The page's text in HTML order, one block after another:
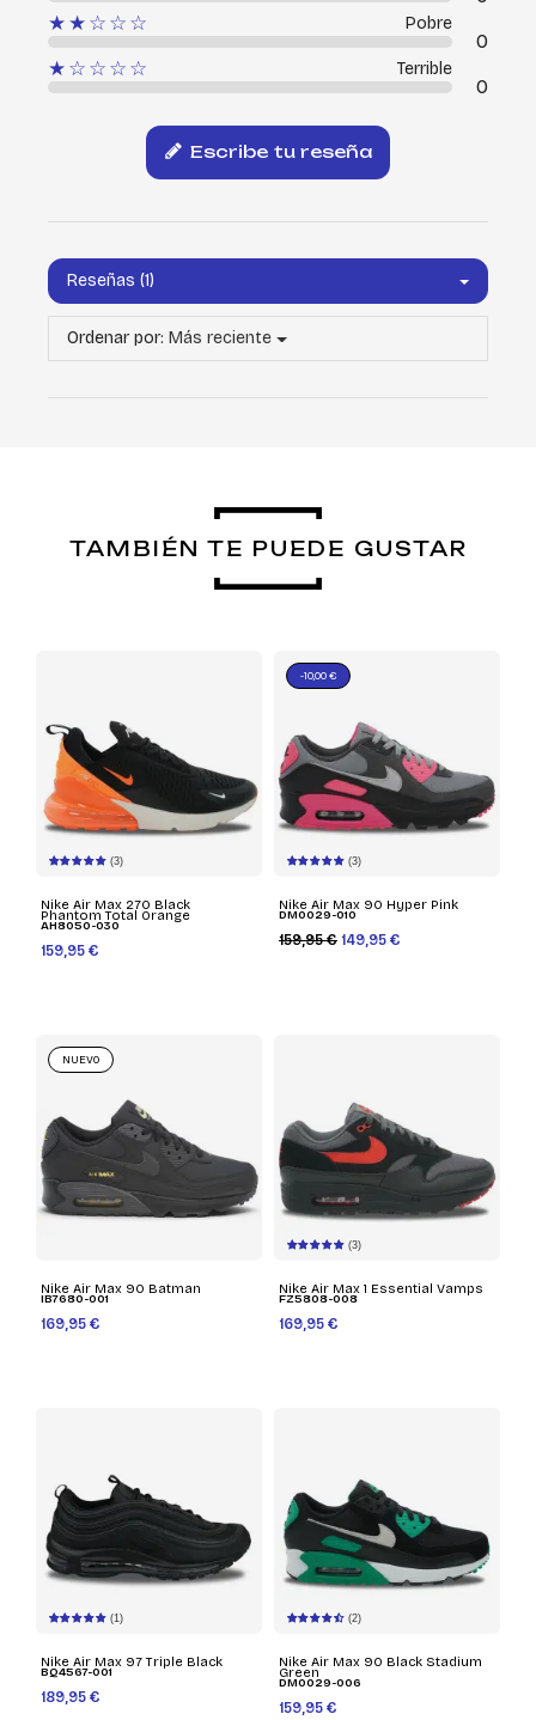
★★☆☆☆
Pobre
0
★☆☆☆☆
Terrible
0
Escribe tu reseña
Reseñas (1)
Ordenar por: Más reciente
TAMBIÉN TE PUEDE GUSTAR
(3)
Nike Air Max 270 Black
Phantom Total Orange
AH8050-030
159,95 €
(3)
Nike Air Max 90 Hyper Pink
DM0029-010
159,95 € 149,95 €
-10,00 €
Nike Air Max 90 Batman
IB7680-001
169,95 €
NUEVO
(3)
Nike Air Max 1 Essential Vamps
FZ5808-008
169,95 €
(1)
Nike Air Max 97 Triple Black
BQ4567-001
189,95 €
(2)
Nike Air Max 90 Black Stadium
Green
DM0029-006
159,95 €